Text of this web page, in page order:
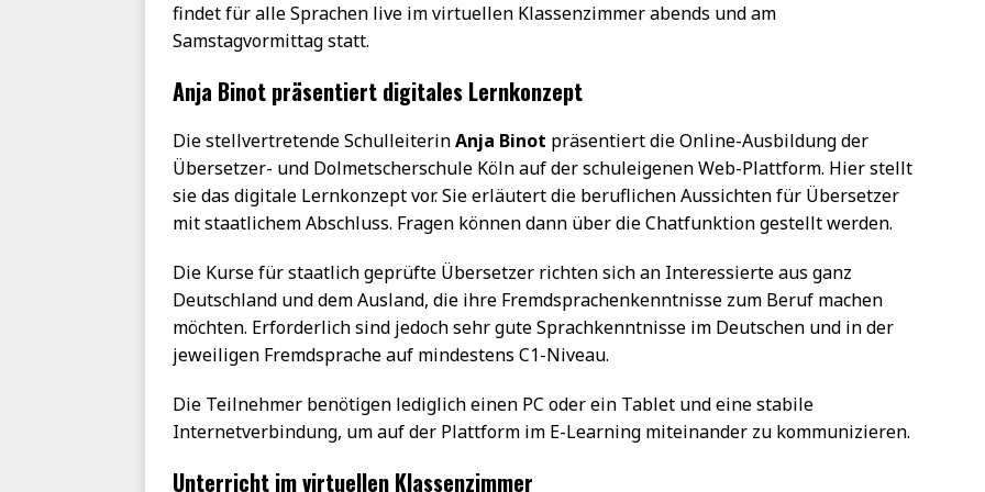
findet für alle Sprachen live im virtuellen Klassenzimmer abends und am
Samstagvormittag statt.
Anja Binot präsentiert digitales Lernkonzept
Die stellvertretende SchulleiterinAnja Binot präsentiert die Online-Ausbildung der
Übersetzer- und Dolmetscherschule Köln auf der schuleigenen Web-Plattform. Hier stellt
sie das digitale Lernkonzept vor. Sie erläutert die beruflichen Aussichten für Übersetzer
mit staatlichem Abschluss. Fragen können dann über die Chatfunktion gestellt werden.
Die Kurse für staatlich geprüfte Übersetzer richten sich an Interessierte aus ganz
Deutschland und dem Ausland, die ihre Fremdsprachenkenntnisse zum Beruf machen
möchten. Erforderlich sind jedoch sehr gute Sprachkenntnisse im Deutschen und in der
jeweiligen Fremdsprache auf mindestens C1-Niveau.
Die Teilnehmer benötigen lediglich einen PC oder ein Tablet und eine stabile
Internetverbindung, um auf der Plattform im E-Learning miteinander zu kommunizieren.
Unterricht im virtuellen Klassenzimmer